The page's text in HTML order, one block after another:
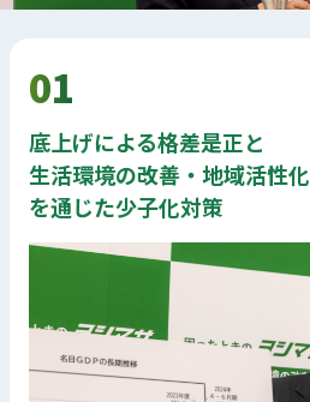
01
底上げによる格差是正と
生活環境の改善・地域活性化
を通じた少子化対策